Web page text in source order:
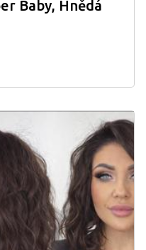
Baby, Hnědá